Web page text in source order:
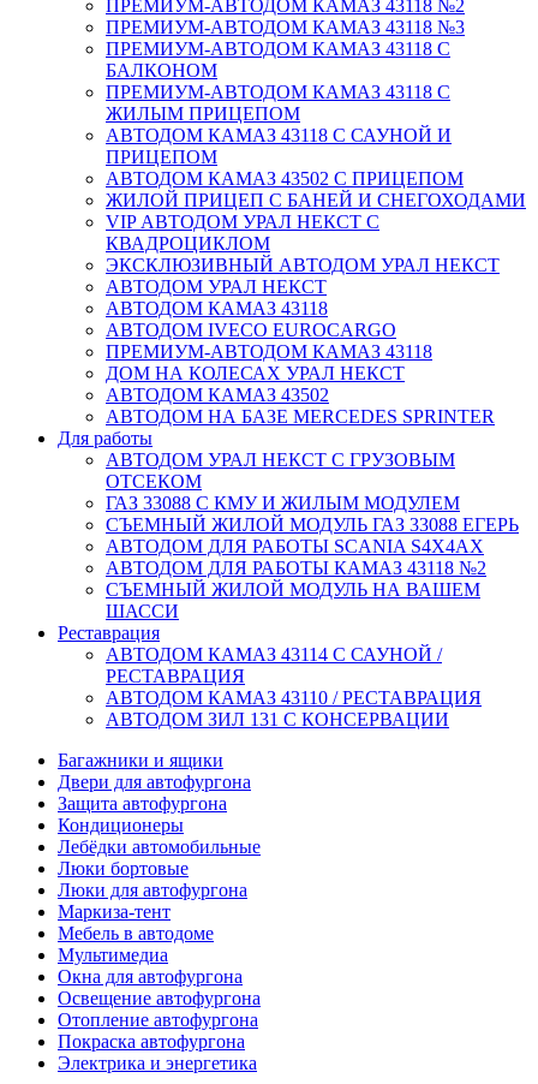
ПРЕМИУМ-АВТОДОМ КАМАЗ 43118 №2
ПРЕМИУМ-АВТОДОМ КАМАЗ 43118 №3
ПРЕМИУМ-АВТОДОМ КАМАЗ 43118 С
БАЛКОНОМ
ПРЕМИУМ-АВТОДОМ КАМАЗ 43118 С
ЖИЛЫМ ПРИЦЕПОМ
АВТОДОМ КАМАЗ 43118 С САУНОЙ И
ПРИЦЕПОМ
АВТОДОМ КАМАЗ 43502 С ПРИЦЕПОМ
ЖИЛОЙ ПРИЦЕП С БАНЕЙ И СНЕГОХОДАМИ
VIP АВТОДОМ УРАЛ НЕКСТ С
КВАДРОЦИКЛОМ
ЭКСКЛЮЗИВНЫЙ АВТОДОМ УРАЛ НЕКСТ
АВТОДОМ УРАЛ НЕКСТ
АВТОДОМ КАМАЗ 43118
АВТОДОМ IVECO EUROCARGO
ПРЕМИУМ-АВТОДОМ КАМАЗ 43118
ДОМ НА КОЛЕСАХ УРАЛ НЕКСТ
АВТОДОМ КАМАЗ 43502
АВТОДОМ НА БАЗЕ MERCEDES SPRINTER
Для работы
АВТОДОМ УРАЛ НЕКСТ С ГРУЗОВЫМ
ОТСЕКОМ
ГАЗ 33088 С КМУ И ЖИЛЫМ МОДУЛЕМ
СЪЕМНЫЙ ЖИЛОЙ МОДУЛЬ ГАЗ 33088 ЕГЕРЬ
АВТОДОМ ДЛЯ РАБОТЫ SCANIA S4X4AX
АВТОДОМ ДЛЯ РАБОТЫ КАМАЗ 43118 №2
СЪЕМНЫЙ ЖИЛОЙ МОДУЛЬ НА ВАШЕМ
ШАССИ
Реставрация
АВТОДОМ КАМАЗ 43114 С САУНОЙ /
РЕСТАВРАЦИЯ
АВТОДОМ КАМАЗ 43110 / РЕСТАВРАЦИЯ
АВТОДОМ ЗИЛ 131 С КОНСЕРВАЦИИ
Багажники и ящики
Двери для автофургона
Защита автофургона
Кондиционеры
Лебёдки автомобильные
Люки бортовые
Люки для автофургона
Маркиза-тент
Мебель в автодоме
Мультимедиа
Окна для автофургона
Освещение автофургона
Отопление автофургона
Покраска автофургона
Электрика и энергетика